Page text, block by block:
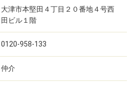
大津市本堅田４丁目２０番地４号西
田ビル１階
0120-958-133
仲介